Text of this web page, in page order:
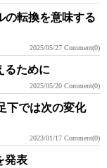
の転換を意味する
2025/05/27 Comment(0)
るために
2025/05/20 Comment(0)
下では次の変化
2023/01/17 Comment(0)
発表